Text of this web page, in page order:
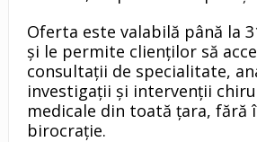
Oferta este valabilă până la
și le permite clienților să
consultații de specialitate,
investigații și intervenții
medicale din toată țara, fără
birocrație.